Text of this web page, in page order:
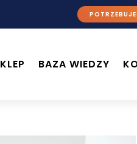
BAZA WIEDZY